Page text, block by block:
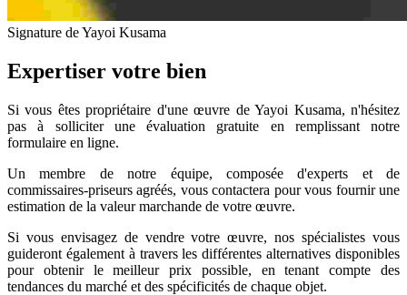
Signature de Yayoi Kusama
Expertiser votre bien
Si vous êtes propriétaire d'une œuvre de Yayoi Kusama, n'hésitez
pas à solliciter une évaluation gratuite en remplissant notre
formulaire en ligne.
Un membre de notre équipe, composée d'experts et de
commissaires-priseurs agréés, vous contactera pour vous fournir une
estimation de la valeur marchande de votre œuvre.
Si vous envisagez de vendre votre œuvre, nos spécialistes vous
guideront également à travers les différentes alternatives disponibles
pour obtenir le meilleur prix possible, en tenant compte des
tendances du marché et des spécificités de chaque objet.